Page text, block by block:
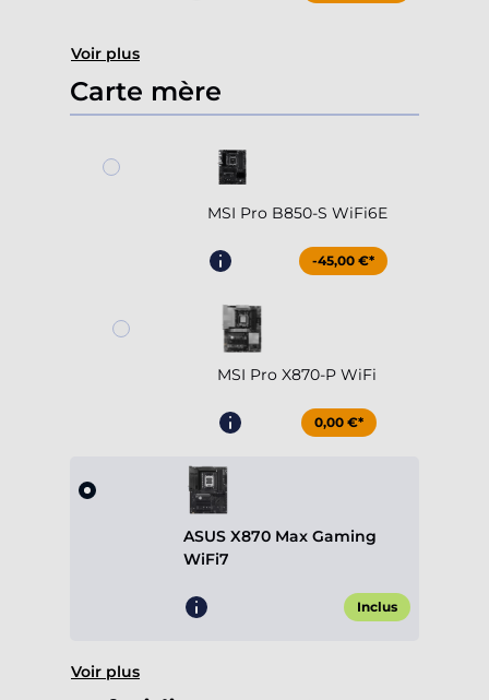
Voir plus
Carte mère
MSI Pro B850-S WiFi6E
-45,00 €*
MSI Pro X870-P WiFi
0,00 €*
ASUS X870 Max Gaming
WiFi7
Inclus
Voir plus